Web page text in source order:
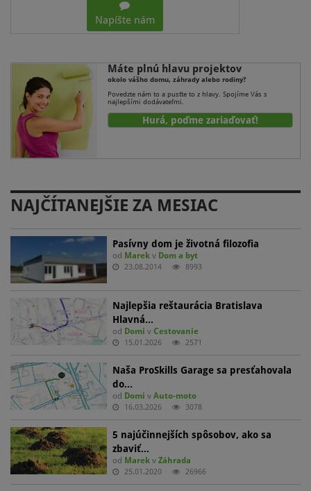
Napíšte nám
Máte plnú hlavu projektov
okolo vášho domu, záhrady alebo rodiny?
Povedzte nám to a pusťte to z hlavy. Spojíme Vás s
najlepšími dodávateľmi.
Hurá, poďme zariaďovať!
NAJČÍTANEJŠIE ZA MESIAC
Pasívny dom je životná filozofia
od Marek v Dom a byt
23.08.2014 8993
Najlepšia reštaurácia Bratislava
Hlavná…
od Domi vCestovanie
15.01.2026 2571
Naša ProSkills Garage sa presťahovala
do…
od Domi vAuto-moto
16.03.2026 3078
5 najúčinnejších spôsobov, ako sa
zbaviť…
od Marek vZáhrada
25.01.2020 26966